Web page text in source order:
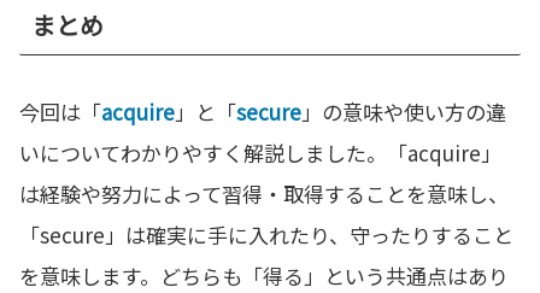
まとめ
今回は「acquire」と「secure」の意味や使い方の違
いについてわかりやすく解説しました。「acquire」
は経験や努力によって習得・取得することを意味し、
「secure」は確実に手に入れたり、守ったりすること
を意味します。どちらも「得る」という共通点はあり